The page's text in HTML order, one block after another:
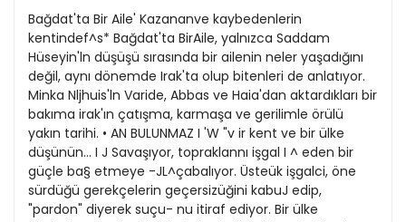
Evleniyoruz
Güney Dogu
Kitap Eki
Özel Ekler
Özel Okullar
Sevgililer Günü
1991
1990
1989
1988
1987
1986
19
20
21
22
23
24
25
11
12
13
14
15
16
17
Bağdat'ta Bir Aile' Kazananve kaybedenlerin
kentindef^s* Bağdat'ta BirAile, yalnızca Saddam
Hüseyin'ln düşüşü sırasında bir ailenin neler yaşadığını
değil, aynı dönemde Irak'ta olup bitenleri de anlatıyor.
Minka Nljhuis'ln Varide, Abbas ve Haia'dan aktardıkları bir
bakıma irak'ın çatışma, karmaşa ve gerilimle örülü
yakın tarihi. • AN BULUNMAZ I 'W "v ir kent ve bir ülke
düşünün... I J Savaşıyor, topraklannı işgal I ^ eden bir
güçle ba§ etmeye -JL^çabalıyor. Üsteük işgalci, öne
sürdüğü gerekçelerin geçersizüğini kabuJ edip,
"pardon" diyerek suçu- nu itiraf ediyor. Bir ülke